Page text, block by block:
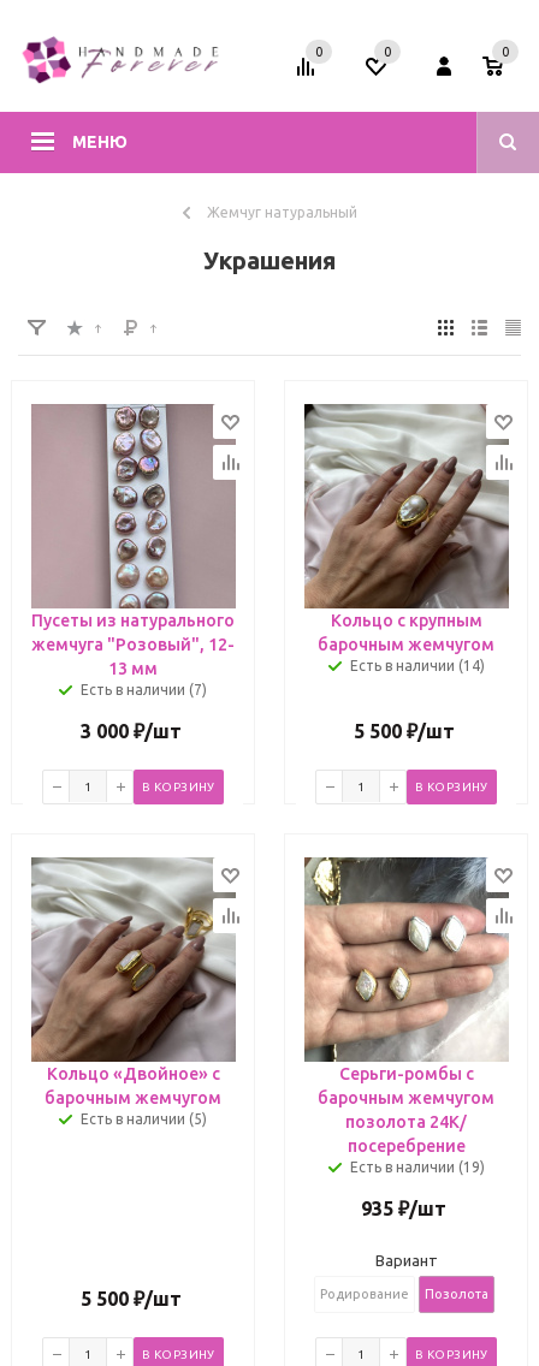
МЕНЮ
0 0 0
Жемчуг натуральный
Украшения
Пусеты из натурального
жемчуга "Розовый", 12-
13 мм
Есть в наличии (7)
3 000₽/шт
В КОРЗИНУ
Кольцо с крупным
барочным жемчугом
Есть в наличии (14)
5 500₽/шт
В КОРЗИНУ
Кольцо «Двойное» с
барочным жемчугом
Есть в наличии (5)
5 500₽/шт
В КОРЗИНУ
Серьги-ромбы с
барочным жемчугом
позолота 24К/
посеребрение
Есть в наличии (19)
935 ₽/шт
Вариант
Родирование Позолота
В КОРЗИНУ